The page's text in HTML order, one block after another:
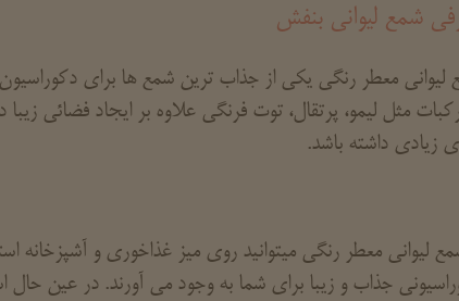
شمع لیوانی بنفش
لیوانی معطر رنگی یکی از جذاب ترین شمع ها برای
مثل لیمو، پرتقال، توت فرنگی علاوه بر ایجاد فضائی
زیادی داشته باشد.
لیوانی معطر رنگی میتوانید روی میز غذاخوری و آشپزخانه
جذاب و زیبا برای شما به وجود می آورند. در عین حال